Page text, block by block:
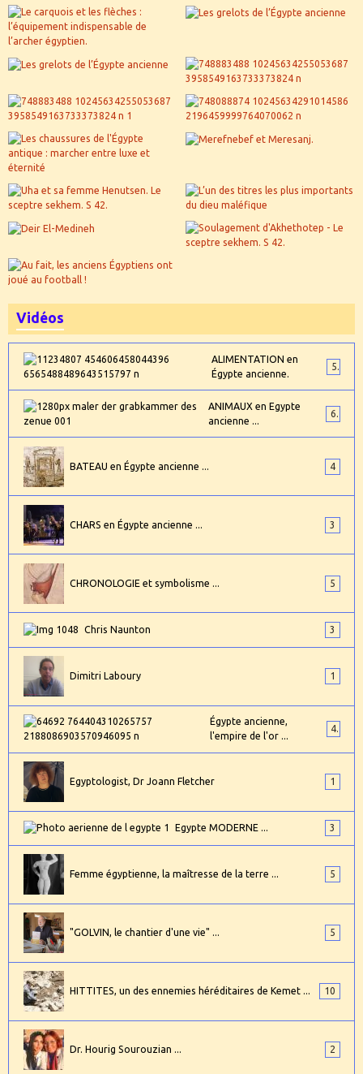
Vidéos
ALIMENTATION en
Égypte ancienne.
5
ANIMAUX en Egypte
ancienne ...
6
BATEAU en Égypte ancienne ... 4
CHARS en Égypte ancienne ... 3
CHRONOLOGIE et symbolisme ... 5
Chris Naunton 3
Dimitri Laboury 1
Égypte ancienne,
l'empire de l'or ...
4
Egyptologist, Dr Joann Fletcher 1
Egypte MODERNE ... 3
Femme égyptienne, la maîtresse de la terre ... 5
"GOLVIN, le chantier d'une vie" ... 5
HITTITES, un des ennemies héréditaires de Kemet ... 10
Dr. Hourig Sourouzian ... 2